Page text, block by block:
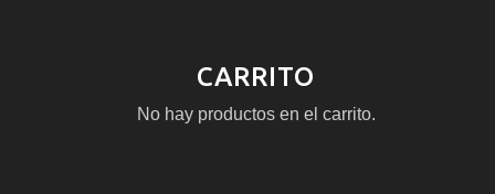
CARRITO
No hay productos en el carrito.